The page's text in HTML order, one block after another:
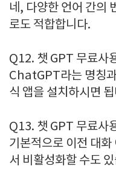
네, 다양한 언어 간의
로도 적합합니다.
Q12. 챗 GPT 무료사
ChatGPT라는 명칭
식 앱을 설치하시면
Q13. 챗 GPT 무료사
기본적으로 이전 대화
서 비활성화할 수도